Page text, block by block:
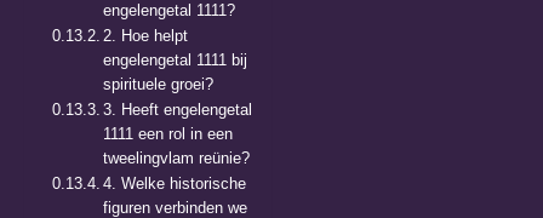
engelengetal 1111?
2. Hoe helpt
engelengetal 1111 bij
spirituele groei?
3. Heeft engelengetal
1111 een rol in een
tweelingvlam reünie?
4. Welke historische
figuren verbinden we